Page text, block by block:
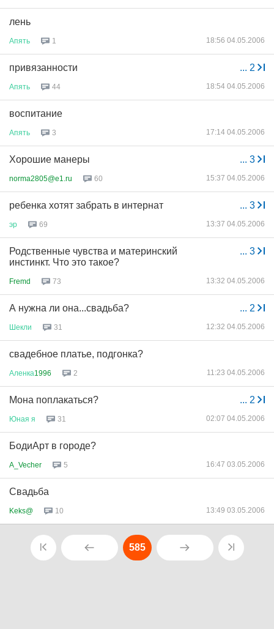
лень
Апять 1 18:56 04.05.2006
... 2
привязанности
Апять 44 18:54 04.05.2006
воспитание
Апять 3 17:14 04.05.2006
... 3
Хорошие манеры
norma2805@e1.ru 60 15:37 04.05.2006
... 3
ребенка хотят забрать в интернат
эр 69 13:37 04.05.2006
... 3
Родственные чувства и материнский
инстинкт. Что это такое?
Fremd 73 13:32 04.05.2006
... 2
А нужна ли она...свадьба?
Шекли 31 12:32 04.05.2006
свадебное платье, подгонка?
Аленка1996 2 11:23 04.05.2006
... 2
Мона поплакаться?
Юная я 31 02:07 04.05.2006
БодиАрт в городе?
A_Vecher 5 16:47 03.05.2006
Свадьба
Keks@ 10 13:49 03.05.2006
585